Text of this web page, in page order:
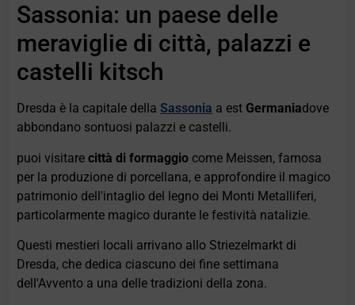
Sassonia: un paese delle
meraviglie di città, palazzi e
castelli kitsch
Dresda è la capitale dellaSassonia a est Germaniadove
abbondano sontuosi palazzi e castelli.
puoi visitarecittà di formaggio come Meissen, famosa
per la produzione di porcellana, e approfondire il magico
patrimonio dell'intaglio del legno dei Monti Metalliferi,
particolarmente magico durante le festività natalizie.
Questi mestieri locali arrivano allo Striezelmarkt di
Dresda, che dedica ciascuno dei fine settimana
dell'Avvento a una delle tradizioni della zona.